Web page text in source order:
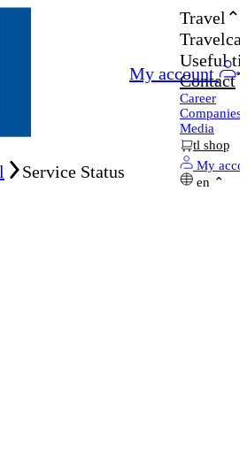
My account
Travel
Useful
Contact
Career
Companies
Media
tl shop
My
en
Service Status